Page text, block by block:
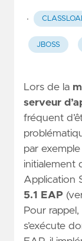
·
JBOSS
Lors de la
serveur
fréquent
par
initialement
Application
5.1 EAP
Pour
s’exécute